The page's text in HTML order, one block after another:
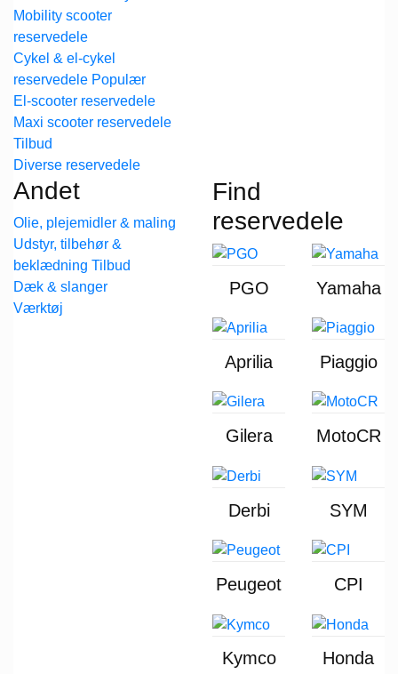
Mobility scooter
reservedele
Cykel & el-cykel
reservedele
El-scooter reservedele
Maxi scooter reservedele
Diverse reservedele
Andet
Olie, plejemidler & maling
Udstyr, tilbehør &
beklædning
Dæk & slanger
Værktøj
Find
reservedele
PGO Yamaha
Aprilia Piaggio
Gilera MotoCR
Derbi SYM
Peugeot CPI
Kymco Honda